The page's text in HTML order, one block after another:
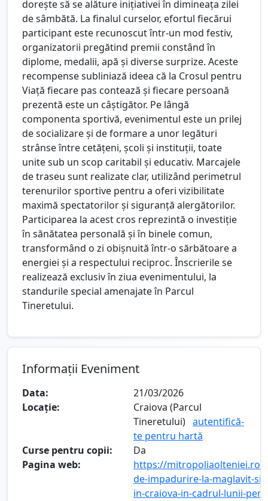
dorește să se alăture inițiativei în dimineața zilei
de sâmbătă. La finalul curselor, efortul fiecărui
participant este recunoscut într-un mod festiv,
organizatorii pregătind premii constând în
diplome, medalii, apă și diverse surprize. Aceste
recompense subliniază ideea că la Crosul pentru
Viață fiecare pas contează și fiecare persoană
prezentă este un câștigător. Pe lângă
componenta sportivă, evenimentul este un prilej
de socializare și de formare a unor legături
strânse între cetățeni, școli și instituții, toate
unite sub un scop caritabil și educativ. Marcajele
de traseu sunt realizate clar, utilizând perimetrul
terenurilor sportive pentru a oferi vizibilitate
maximă spectatorilor și siguranță alergătorilor.
Participarea la acest cros reprezintă o investiție
în sănătatea personală și în binele comun,
transformând o zi obișnuită într-o sărbătoare a
energiei și a respectului reciproc. Înscrierile se
realizează exclusiv în ziua evenimentului, la
standurile special amenajate în Parcul
Tineretului.
Informații Eveniment
Data:
21/03/2026
Locație:
Craiova (Parcul
Tineretului) autentifică-
te pentru hartă
Curse pentru copii:
Da
Pagina web:
https://mitropoliaolteniei.ro/
de-impadurire-la-maglavit-
in-craiova-in-cadrul-lunii-